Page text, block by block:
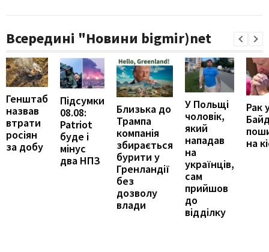
Всередині "Новини bigmir)net
Генштаб
назвав
втрати
росіян
за добу
Підсумки
08.08:
Patriot
буде і
мінус
два НПЗ
Близька до
Трампа
компанія
збирається
бурити у
Гренландії
без
дозволу
влади
У Польщі
чоловік,
який
нападав
на
українців,
сам
прийшов
до
відділку
Рак
на